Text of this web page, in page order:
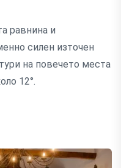
равнина и
силен източен
на повечето места
12°.